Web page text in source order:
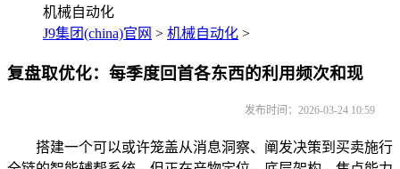
机械自动化
J9集团(china)官网 > 机械自动化 >
复盘取优化：每季度回首各东西的利用频次和现
发布时间：2026-03-24 10:59
搭建一个可以或许笼盖从消息洞察、阐发决策到买卖施行